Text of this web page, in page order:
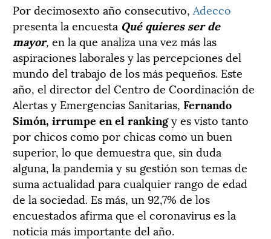
Por decimosexto año consecutivo, Adecco
presenta la encuesta Qué quieres ser de
mayor, en la que analiza una vez más las
aspiraciones laborales y las percepciones del
mundo del trabajo de los más pequeños. Este
año, el director del Centro de Coordinación de
Alertas y Emergencias Sanitarias, Fernando
Simón, irrumpe en el rankingy es visto tanto
por chicos como por chicas como un buen
superior, lo que demuestra que, sin duda
alguna, la pandemia y su gestión son temas de
suma actualidad para cualquier rango de edad
de la sociedad. Es más, un 92,7% de los
encuestados afirma que el coronavirus es la
noticia más importante del año.